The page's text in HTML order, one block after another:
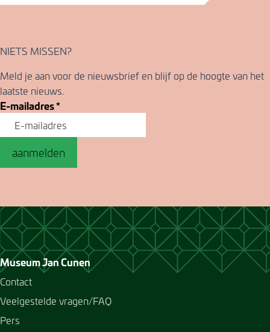
NIETS MISSEN?
Meld je aan voor de nieuwsbrief en blijf op de hoogte van het
laatste nieuws.
E-mailadres*
aanmelden
Museum Jan Cunen
Contact
Veelgestelde vragen/FAQ
Pers